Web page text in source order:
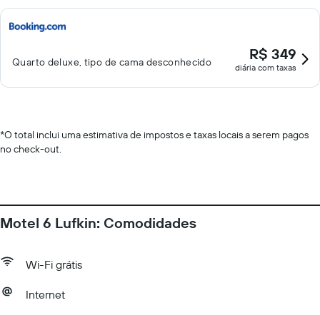
Quarto deluxe, tipo de cama desconhecido R$ 349
diária com taxas
*O total inclui uma estimativa de impostos e taxas locais a serem pagos
no check-out.
Motel 6 Lufkin: Comodidades
Wi-Fi grátis
Internet